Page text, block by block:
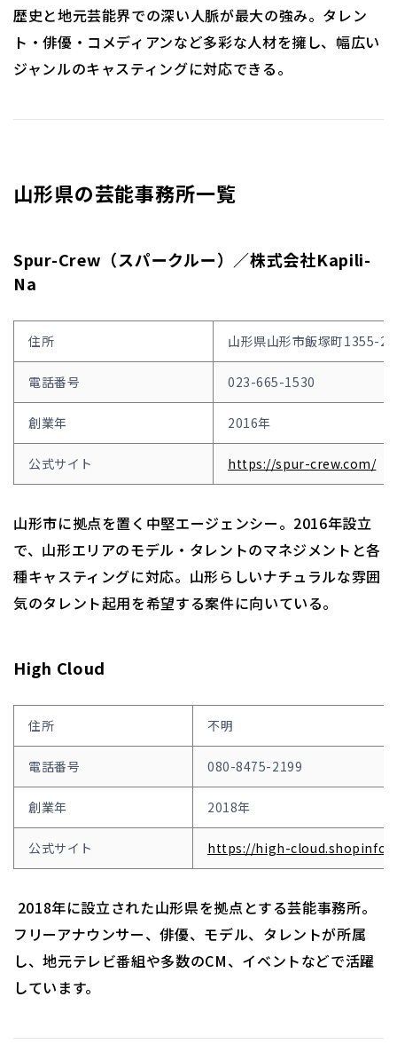
歴史と地元芸能界での深い人脈が最大の強み。タレン
ト・俳優・コメディアンなど多彩な人材を擁し、幅広い
ジャンルのキャスティングに対応できる。
山形県の芸能事務所一覧
Spur-Crew（スパークルー）／株式会社Kapili-
Na
住所 山形県山形市飯塚町1355-20
電話番号 023-665-1530
創業年 2016年
公式サイト https://spur-crew.com/
山形市に拠点を置く中堅エージェンシー。2016年設立
で、山形エリアのモデル・タレントのマネジメントと各
種キャスティングに対応。山形らしいナチュラルな雰囲
気のタレント起用を希望する案件に向いている。
High Cloud
住所 不明
電話番号 080-8475-2199
創業年 2018年
公式サイト https://high-
2018年に設立された山形県を拠点とする芸能事務所。
フリーアナウンサー、俳優、モデル、タレントが所属
し、地元テレビ番組や多数のCM、イベントなどで活躍
しています。